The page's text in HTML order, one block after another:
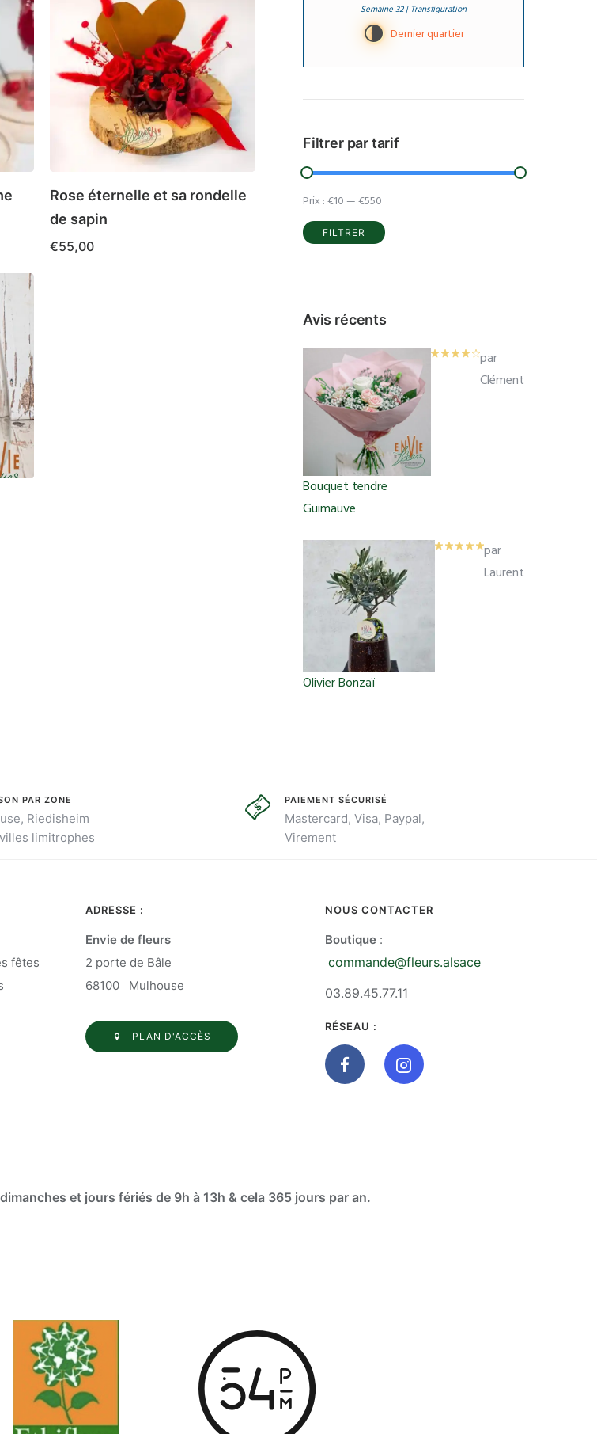
Rose éternelle et sa rondelle
de sapin
€55,00
Semaine 32 | Transfiguration
U Dernier quartier
Filtrer par tarif
min
max
FILTRER
Prix :€10—€550
Avis récents
Bouquet tendre
Guimauve
par
Clément
Olivier Bonzaï
par
Laurent
PAR ZONE
Riedisheim
limitrophes
PAIEMENT SÉCURISÉ
Mastercard, Visa, Paypal,
Virement
fêtes
ADRESSE :
Envie de fleurs
2 porte de Bâle
68100 Mulhouse
PLAN D'ACCÈS
NOUS CONTACTER
Boutique :
commande@fleurs.alsace
03.89.45.77.11
RÉSEAU :
et jours fériés de 9h à 13h & cela 365 jours par an.